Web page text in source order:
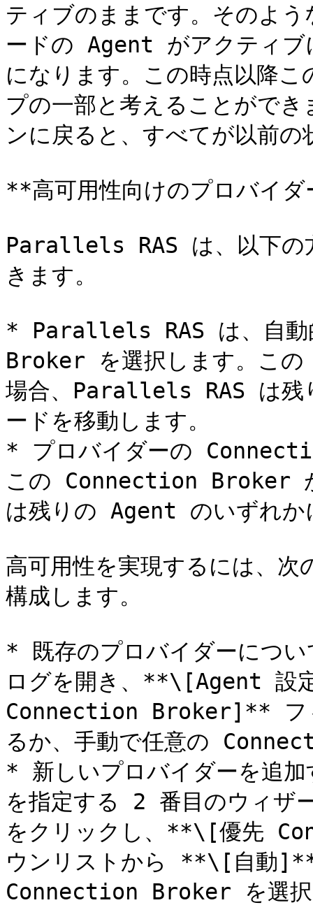
ティブのままです。そのよ
ードの Agent がアクティ
になります。この時点以降
プの一部と考えることがで
ンに戻ると、すべてが以前の
**高可用性向けのプロバイ
Parallels RAS は、以下の
きます。
* Parallels RAS は、自動
Broker を選択します。こ
場合、Parallels RAS は残
ードを移動します。
* プロバイダーの
この Connection Broker
は残りの Agent のいずれか
高可用性を実現するには、
構成します。
* 既存のプロバイダーにつ
ログを開き、**\[Agent 設
Connection Broker]** フ
るか、手動で任意の
* 新しいプロバイダーを追加
を指定する 2 番目のウィザ
をクリックし、**\[優先
ウンリストから **\[自動]**
Connection Broker を選